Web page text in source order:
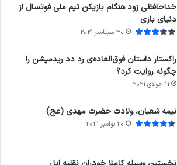
خداحافظی زود هنگام بازیکن تیم ملی فوتسال از
دنیای بازی
30 سپتامبر 2021
راکستار داستان فوق‌العاده‌ی رد دد ریدمپشن را
چگونه روایت کرد؟
11 جولای 2021
نیمه شعبان، ولادت حضرت مهدی (عج)
20 نوامبر 2021